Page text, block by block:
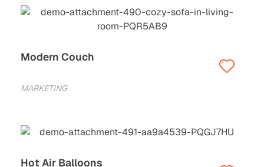
Modern Couch
MARKETING
Hot Air Balloons